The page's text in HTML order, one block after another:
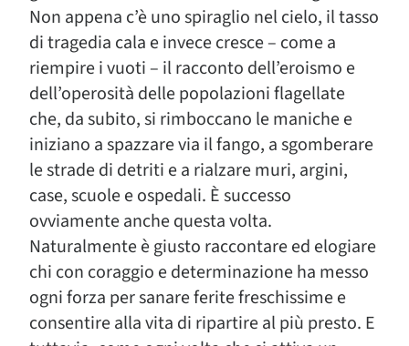
Non appena c’è uno spiraglio nel cielo, il tasso
di tragedia cala e invece cresce – come a
riempire i vuoti – il racconto dell’eroismo e
dell’operosità delle popolazioni flagellate
che, da subito, si rimboccano le maniche e
iniziano a spazzare via il fango, a sgomberare
le strade di detriti e a rialzare muri, argini,
case, scuole e ospedali. È successo
ovviamente anche questa volta.
Naturalmente è giusto raccontare ed elogiare
chi con coraggio e determinazione ha messo
ogni forza per sanare ferite freschissime e
consentire alla vita di ripartire al più presto. E